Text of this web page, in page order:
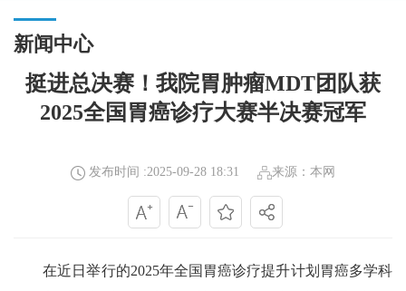
新闻中心
挺进总决赛！我院胃肿瘤MDT团队获
2025全国胃癌诊疗大赛半决赛冠军
发布时间 :2025-09-28 18:31 来源：本网
在近日举行的2025年全国胃癌诊疗提升计划胃癌多学科